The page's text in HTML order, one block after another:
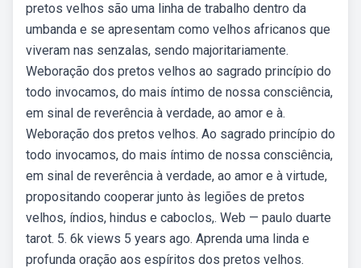
pretos velhos são uma linha de trabalho dentro da
umbanda e se apresentam como velhos africanos que
viveram nas senzalas, sendo majoritariamente.
Weboração dos pretos velhos ao sagrado princípio do
todo invocamos, do mais íntimo de nossa consciência,
em sinal de reverência à verdade, ao amor e à.
Weboração dos pretos velhos. Ao sagrado princípio do
todo invocamos, do mais íntimo de nossa consciência,
em sinal de reverência à verdade, ao amor e à virtude,
propositando cooperar junto às legiões de pretos
velhos, índios, hindus e caboclos,. Web — paulo duarte
tarot. 5. 6k views 5 years ago. Aprenda uma linda e
profunda oração aos espíritos dos pretos velhos.